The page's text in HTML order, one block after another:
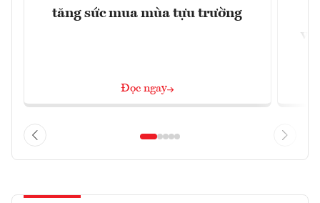
tăng sức mua mùa tựu trường
Đọc ngay